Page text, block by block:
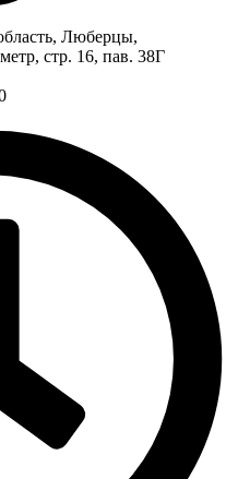
Люберцы,
стр. 16, пав. 38Г